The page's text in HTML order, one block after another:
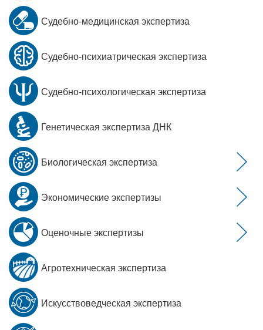
Судебно-медицинская экспертиза
Судебно-психиатрическая экспертиза
Судебно-психологическая экспертиза
Генетическая экспертиза ДНК
Биологическая экспертиза
Экономические экспертизы
Оценочные экспертизы
Агротехническая экспертиза
Искусствоведческая экспертиза